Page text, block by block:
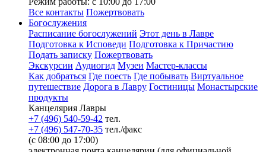
Все контакты Пожертвовать
Богослужения
Расписание богослужений Этот день в Лавре
Подготовка к Исповеди Подготовка к Причастию
Подать записку Пожертвовать
Экскурсии Аудиогид Музеи Мастер-классы
Как добраться Где поесть Где побывать Виртуальное
путешествие Дорога в Лавру Гостиницы Монастырские
продукты
Канцелярия Лавры
+7 (496) 540-59-42 тел.
+7 (496) 547-70-35 тел./факс
(с 08:00 до 17:00)